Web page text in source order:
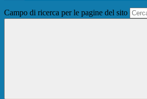
Campo di ricerca per le pagine del sito